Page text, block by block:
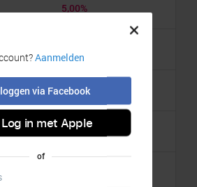
5,00%
10,00%
6,00%